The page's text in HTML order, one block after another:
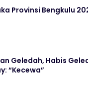
Provinsi Bengkulu
Geledah, Habis
“Kecewa”